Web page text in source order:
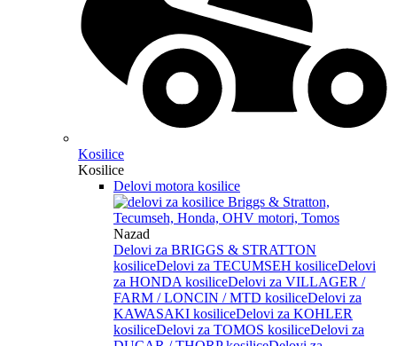
Kosilice
Kosilice
Delovi motora kosilice
Nazad
Delovi za BRIGGS & STRATTON
kosiliceDelovi za TECUMSEH kosiliceDelovi
za HONDA kosiliceDelovi za VILLAGER /
FARM / LONCIN / MTD kosiliceDelovi za
KAWASAKI kosiliceDelovi za KOHLER
kosiliceDelovi za TOMOS kosiliceDelovi za